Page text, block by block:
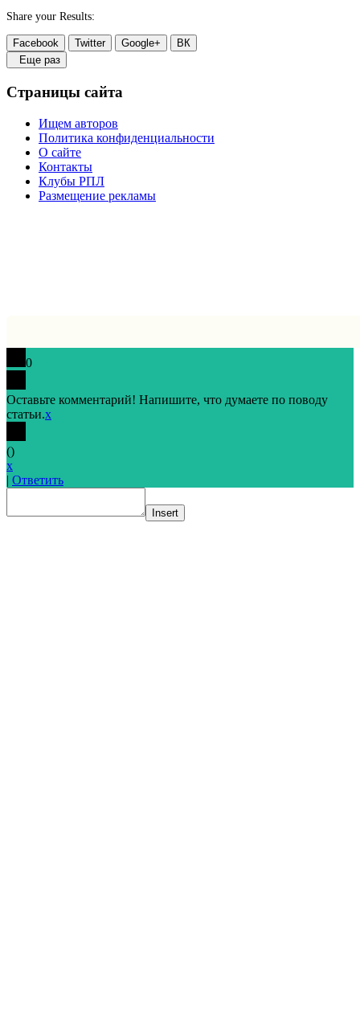
Share your Results:
Facebook Twitter Google+
ВК
Еще раз
Страницы сайта
Ищем авторов
Политика конфиденциальности
О сайте
Контакты
Клубы РПЛ
Размещение рекламы
0
Оставьте комментарий! Напишите, что думаете по поводу
статьи.x
()
x
| Ответить
Insert